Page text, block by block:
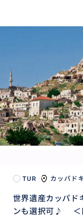
TUR カッパド
世界遺産カッパ
ンも選択可♪ ＜